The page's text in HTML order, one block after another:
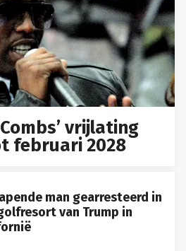
Combs’ vrijlating
februari 2028
man gearresteerd in
van Trump in